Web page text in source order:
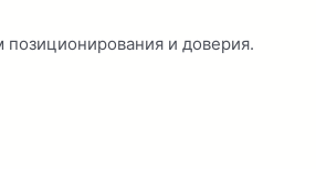
и доверия.